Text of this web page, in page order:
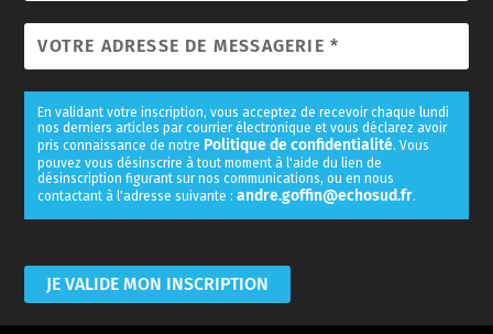
En validant votre inscription, vous acceptez de recevoir chaque lundi
nos derniers articles par courrier électronique et vous déclarez avoir
pris connaissance de notre Politique de confidentialité. Vous
pouvez vous désinscrire à tout moment à l'aide du lien de
désinscription figurant sur nos communications, ou en nous
contactant à l'adresse suivante :andre.goffin@echosud.fr.